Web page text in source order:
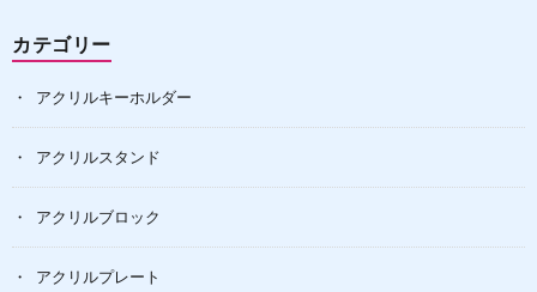
カテゴリー
アクリルキーホルダー
アクリルスタンド
アクリルブロック
アクリルプレート